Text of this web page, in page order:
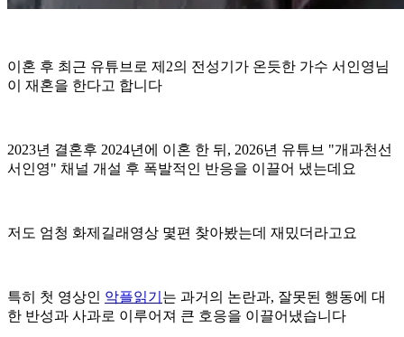
이혼 후 최근 유튜브로 제2의 전성기가 온듯한 가수 서인영님
이 재혼을 한다고 합니다
2023년 결혼후 2024년에 이혼 한 뒤, 2026년 유튜브 "개과천선
서인영" 채널 개설 후 폭발적인 반응을 이끌어 냈는데요
저도 엄청 화제길래영상 몇편 찾아봤는데 재밌더라고요
특히 첫 영상인 악플읽기 는 과거의 논란과, 잘못된 행동에 대
한 반성과 사과로 이루어져 큰 호응을 이끌어냈습니다